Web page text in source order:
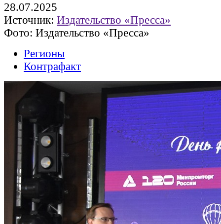
28.07.2025
Источник: Издательство «Пресса»
Фото: Издательство «Пресса»
Регионы
Контрафакт